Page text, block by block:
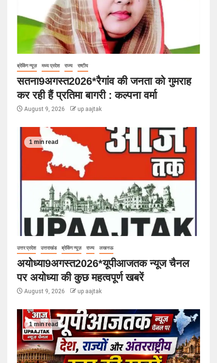
ब्रेकिंग न्यूज़ मध्य प्रदेश राज्य राष्टीय
सतना9अगस्त2026*रैगांव की जनता को गुमराह
कर रही हैं प्रतिमा बागरी : कल्पना वर्मा
August 9, 2026 up aajtak
1 min read
उत्तर प्रदेश उत्तराखंड ब्रेकिंग न्यूज़ राज्य लखनऊ
अयोध्या9अगस्त2026*यूपीआजतक न्यूज चैनल
पर अयोध्या की कुछ महत्वपूर्ण खबरें
August 9, 2026 up aajtak
1 min read